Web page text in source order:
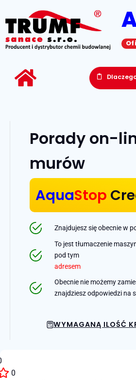
Porady on-
murów
AquaStop
Znajdujesz się obecnie w
To jest tłumaczenie
pod tym
adresem
Obecnie nie możemy
znajdziesz odpowiedzi na
WYMAGANĄ ILOŚĆ
0